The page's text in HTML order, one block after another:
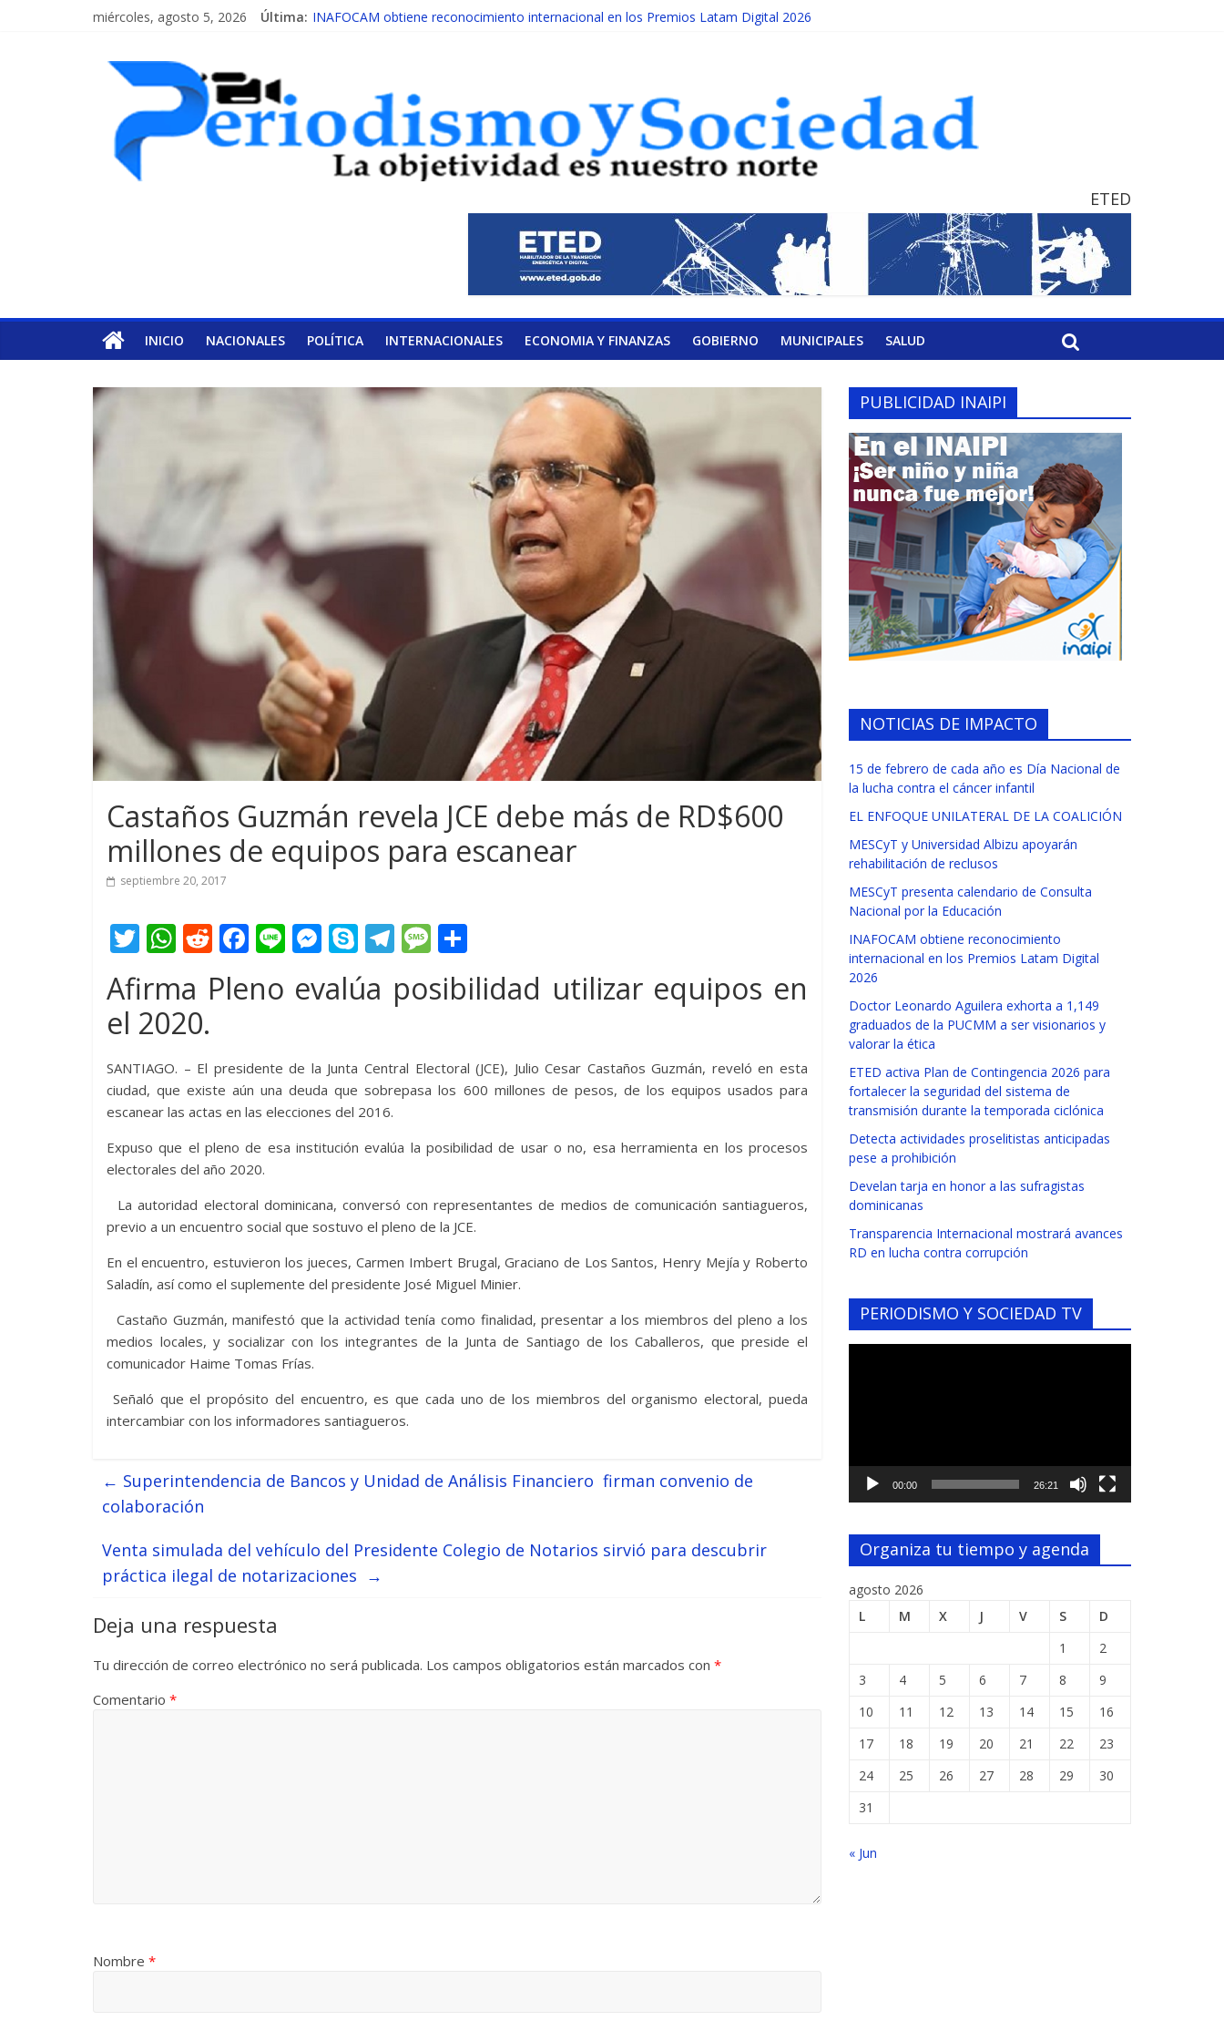
miércoles, agosto 5, 2026 Última: INAFOCAM obtiene reconocimiento internacional en los Premios Latam Digital 2026
MESCyT presenta calendario de Consulta Nacional por la Educación
ETED
INICIO NACIONALES POLÍTICA INTERNACIONALES ECONOMIA Y FINANZAS GOBIERNO MUNICIPALES SALUD
Castaños Guzmán revela JCE debe más de RD$600
millones de equipos para escanear
septiembre 20, 2017
T
itt
er
W
at
s
p
p
R
e
d
F
e
o
o
k
Li
e
M
ss
n
g
er
S
k
y
e
T
e
a
m
M
e
ss
g
e
o
m
ar
ti
Afirma Pleno evalúa posibilidad utilizar equipos en
el 2020.
SANTIAGO. – El presidente de la Junta Central Electoral (JCE), Julio Cesar Castaños Guzmán, reveló en esta
ciudad, que existe aún una deuda que sobrepasa los 600 millones de pesos, de los equipos usados para
escanear las actas en las elecciones del 2016.
Expuso que el pleno de esa institución evalúa la posibilidad de usar o no, esa herramienta en los procesos
electorales del año 2020.
La autoridad electoral dominicana, conversó con representantes de medios de comunicación santiagueros,
previo a un encuentro social que sostuvo el pleno de la JCE.
En el encuentro, estuvieron los jueces, Carmen Imbert Brugal, Graciano de Los Santos, Henry Mejía y Roberto
Saladín, así como el suplemente del presidente José Miguel Minier.
Castaño Guzmán, manifestó que la actividad tenía como finalidad, presentar a los miembros del pleno a los
medios locales, y socializar con los integrantes de la Junta de Santiago de los Caballeros, que preside el
comunicador Haime Tomas Frías.
Señaló que el propósito del encuentro, es que cada uno de los miembros del organismo electoral, pueda
intercambiar con los informadores santiagueros.
← Superintendencia de Bancos y Unidad de Análisis Financiero firman convenio de
colaboración
Venta simulada del vehículo del Presidente Colegio de Notarios sirvió para descubrir
práctica ilegal de notarizaciones →
Deja una respuesta
Tu dirección de correo electrónico no será publicada. Los campos obligatorios están marcados con *
Comentario *
Nombre *
PUBLICIDAD INAIPI
NOTICIAS DE IMPACTO
15 de febrero de cada año es Día Nacional de
la lucha contra el cáncer infantil
EL ENFOQUE UNILATERAL DE LA COALICIÓN
MESCyT y Universidad Albizu apoyarán
rehabilitación de reclusos
MESCyT presenta calendario de Consulta
Nacional por la Educación
INAFOCAM obtiene reconocimiento
internacional en los Premios Latam Digital
2026
Doctor Leonardo Aguilera exhorta a 1,149
graduados de la PUCMM a ser visionarios y
valorar la ética
ETED activa Plan de Contingencia 2026 para
fortalecer la seguridad del sistema de
transmisión durante la temporada ciclónica
Detecta actividades proselitistas anticipadas
pese a prohibición
Develan tarja en honor a las sufragistas
dominicanas
Transparencia Internacional mostrará avances
RD en lucha contra corrupción
PERIODISMO Y SOCIEDAD TV
00:00 26:21
Organiza tu tiempo y agenda
agosto 2026
L
M X J V S
D
1
2
3
4 5 6 7 8
9
10
11 12 13 14 15
16
17
18 19 20 21 22
23
24
25 26 27 28 29
30
31
« Jun